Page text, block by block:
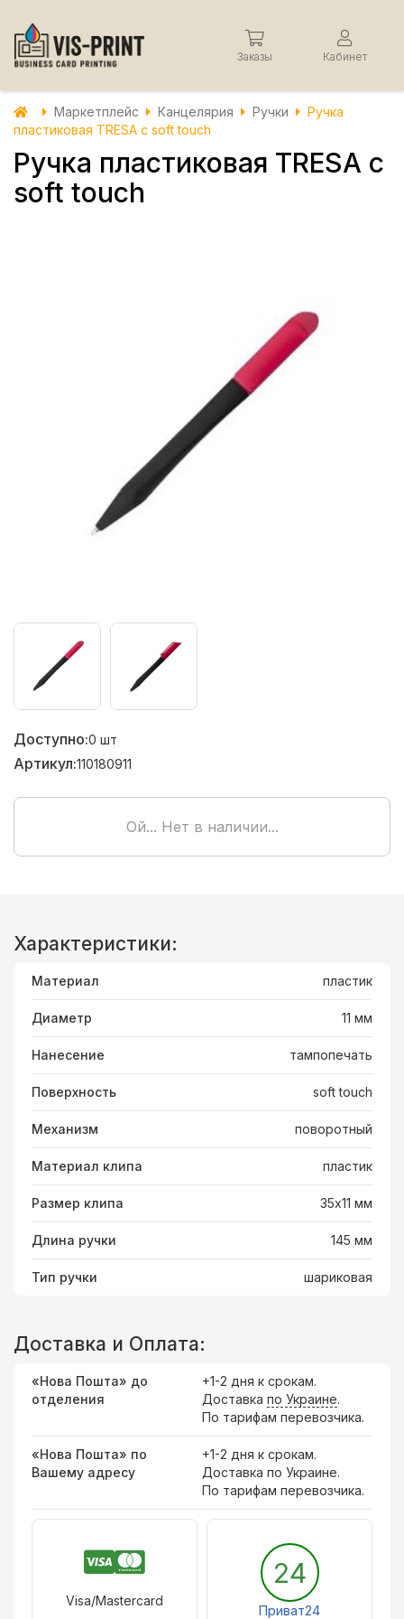
Заказы Кабинет
Маркетплейс Канцелярия Ручки
Ручка
пластиковая TRESA с soft touch
Ручка пластиковая TRESA с
soft touch
Доступно:0 шт
Артикул:110180911
Ой... Нет в наличии...
Характеристики:
Материал пластик
Диаметр 11 мм
Нанесение тампопечать
Поверхность soft touch
Механизм поворотный
Материал клипа пластик
Размер клипа 35х11 мм
Длина ручки 145 мм
Тип ручки шариковая
Доставка и Оплата:
«Нова Пошта» до
отделения
+1-2 дня к срокам.
Доставка по Украине.
По тарифам перевозчика.
«Нова Пошта» по
Вашему адресу
+1-2 дня к срокам.
Доставка по Украине.
По тарифам перевозчика.
Visa/Mastercard
24
Приват24